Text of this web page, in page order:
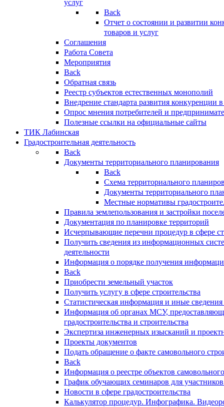
услуг
Back
Отчет о состоянии и развитии
товаров и услуг
Соглашения
Работа Совета
Мероприятия
Back
Обратная связь
Реестр субъектов естественных монополий
Внедрение стандарта развития конкуренции
Опрос мнения потребителей и
Полезные ссылки на официальные сайты
ТИК Лабинская
Градостроительная деятельность
Back
Документы территориального планирования
Back
Схема территориального
Документы территориального
Местные нормативы
Правила землепользования и застройки
Документация по планировке территорий
Исчерпывающие перечни процедур в сфере
Получить сведения из информационных
деятельности
Информация о порядке получения
Back
Приобрести земельный участок
Получить услугу в сфере строительства
Статистическая информация и иные сведения
Информация об органах МСУ,
градостроительства и строительства
Экспертиза инженерных изысканий и
Проекты документов
Подать обращение о факте самовольного
Back
Информация о реестре объектов
График обучающих семинаров для участников
Новости в сфере градостроительства
Калькулятор процедур. Инфографика.